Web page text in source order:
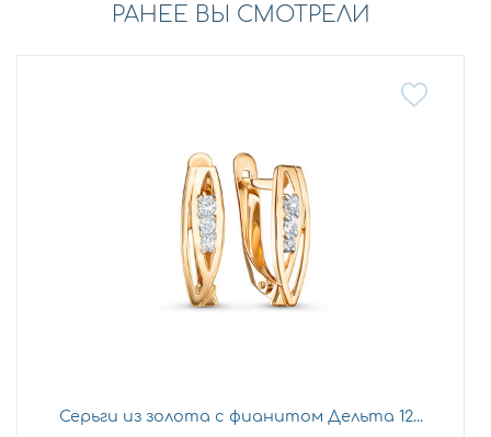
РАНЕЕ ВЫ СМОТРЕЛИ
Серьги из золота с фианитом Дельта 12...